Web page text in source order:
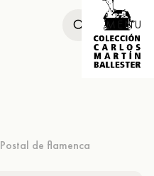
MENU
Postal de flamenca